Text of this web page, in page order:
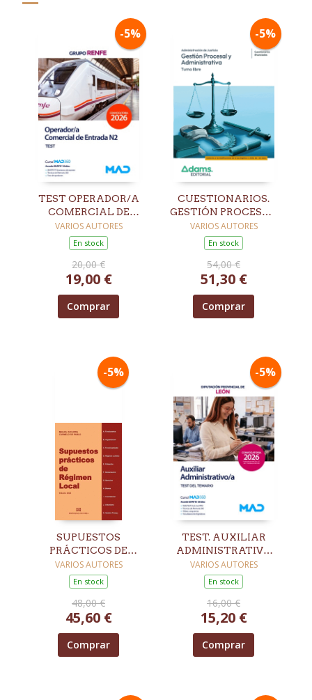
-5%
TEST OPERADOR/A
COMERCIAL DE
ENTRADA N2 GRUPO
RENFE
VARIOS AUTORES
En stock
20,00 €
19,00 €
Comprar
-5%
CUESTIONARIOS.
GESTIÓN PROCESAL
Y ADMINISTRATIVA.
TURNO LIBRE
VARIOS AUTORES
En stock
54,00 €
51,30 €
Comprar
-5%
SUPUESTOS
PRÁCTICOS DE
RÉGIMEN LOCAL.
EDICIÓN 2026
VARIOS AUTORES
En stock
48,00 €
45,60 €
Comprar
-5%
TEST. AUXILIAR
ADMINISTRATIVO
DIPUTACIÓN
PROVINCIAL DE
LEÓN
VARIOS AUTORES
En stock
16,00 €
15,20 €
Comprar